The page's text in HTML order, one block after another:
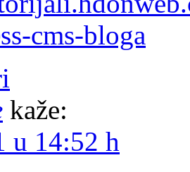
cms-bloga
kaže:
u 14:52 h